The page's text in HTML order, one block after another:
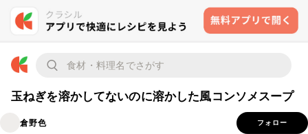
玉ねぎを溶かしてないのに溶かした風コンソメスープ
倉野色 フォロー